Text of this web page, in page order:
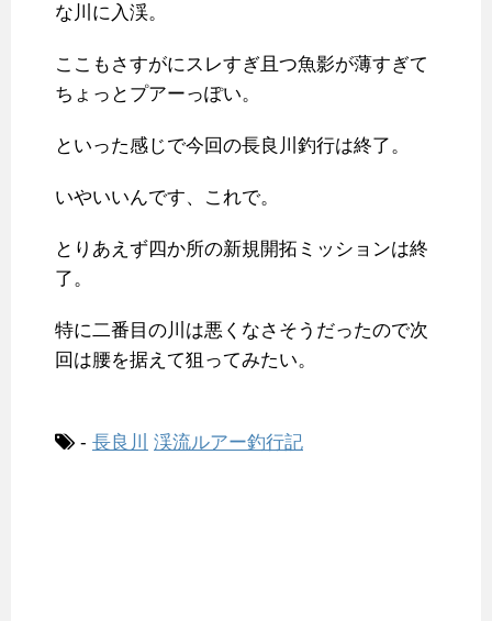
な川に入渓。
ここもさすがにスレすぎ且つ魚影が薄すぎて
ちょっとプアーっぽい。
といった感じで今回の長良川釣行は終了。
いやいいんです、これで。
とりあえず四か所の新規開拓ミッションは終
了。
特に二番目の川は悪くなさそうだったので次
回は腰を据えて狙ってみたい。
- 長良川 渓流ルアー釣行記